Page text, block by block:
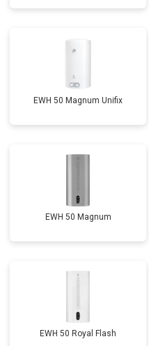
EWH 50 Magnum Unifix
EWH 50 Magnum
EWH 50 Royal Flash